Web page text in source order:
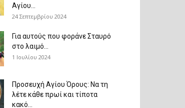
Αγίου...
24 Σεπτεμβρίου 2024
Για αυτούς που φοράνε Σταυρό
στο λαιμό…
1 Ιουλίου 2024
Προσευχή Αγίου Όρους: Να τη
λέτε κάθε πρωί και τίποτα
κακό...